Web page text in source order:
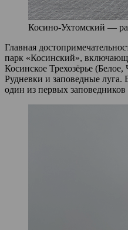
Косино-Ухтомский —
Главная
парк «Косинский»,
Косинское Трехозёрье
Рудневки и заповедные луга.
один из первых